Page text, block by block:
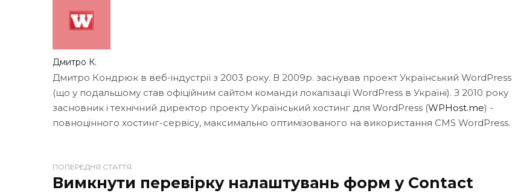
Дмитро К.
Дмитро Кондрюк в веб-індустрії з 2003 року. В 2009р. заснував проект Український WordPress
(що у подальшому став офіційним сайтом команди локалізації WordPress в Україні). З 2010 року
засновник і технічний директор проекту Український хостинг для WordPress (WPHost.me) -
повноцінного хостинг-сервісу, максимально оптимізованого на використання CMS WordPress.
e
b
ПОПЕРЕДНЯ СТАТТЯ
Вимкнути перевірку налаштувань форм у Contact